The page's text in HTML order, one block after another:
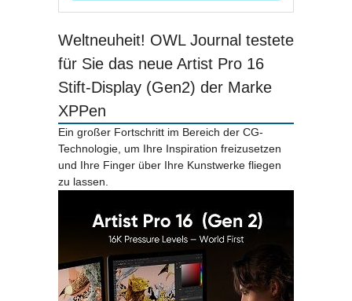
Weltneuheit! OWL Journal testete
für Sie das neue Artist Pro 16
Stift-Display (Gen2) der Marke
XPPen
Ein großer Fortschritt im Bereich der CG-
Technologie, um Ihre Inspiration freizusetzen
und Ihre Finger über Ihre Kunstwerke fliegen
zu lassen.